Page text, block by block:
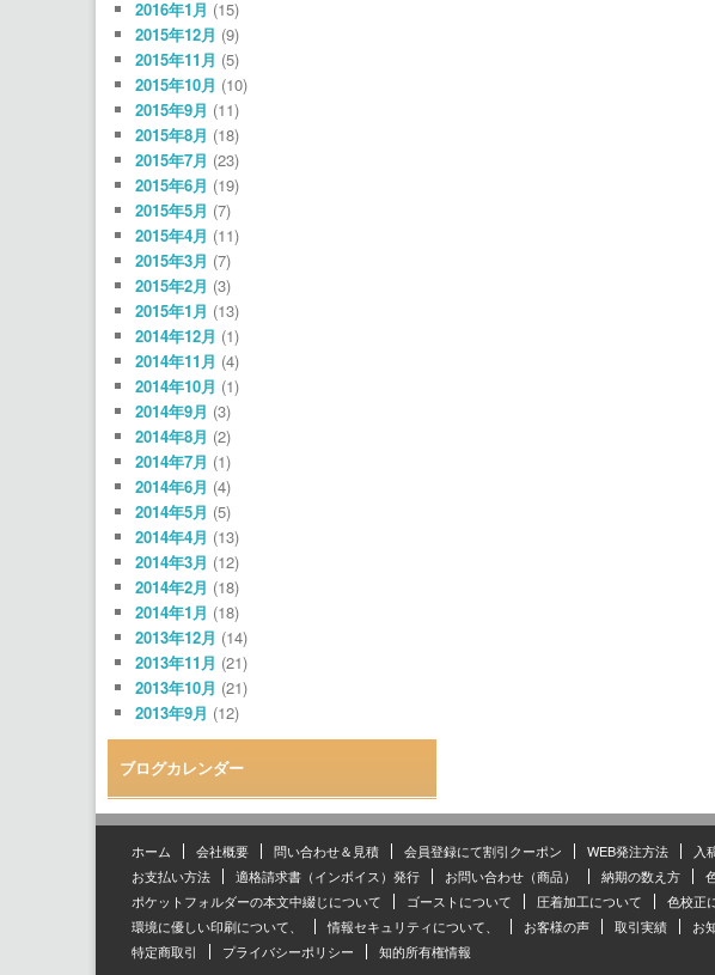
2016年1月 (15)
2015年12月 (9)
2015年11月 (5)
2015年10月 (10)
2015年9月 (11)
2015年8月 (18)
2015年7月 (23)
2015年6月 (19)
2015年5月 (7)
2015年4月 (11)
2015年3月 (7)
2015年2月 (3)
2015年1月 (13)
2014年12月 (1)
2014年11月 (4)
2014年10月 (1)
2014年9月 (3)
2014年8月 (2)
2014年7月 (1)
2014年6月 (4)
2014年5月 (5)
2014年4月 (13)
2014年3月 (12)
2014年2月 (18)
2014年1月 (18)
2013年12月 (14)
2013年11月 (21)
2013年10月 (21)
2013年9月 (12)
ブログカレンダー
ホーム 会社概要 問い合わせ＆見積 会員登録にて割引クーポン WEB発注方法 入
お支払い方法
適格請求書（インボイス）発行 お問い合わせ（商品） 納期の数え方
ポケットフォルダーの本文中綴じについて
ゴーストについて 圧着加工について 色校正
環境に優しい印刷について、
情報セキュリティについて、 お客様の声 取引実績 お
特定商取引
プライバシーポリシー 知的所有権情報